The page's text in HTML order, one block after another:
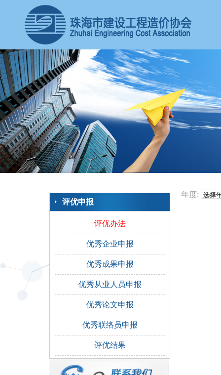
评优申报
评优办法
优秀企业申报
优秀成果申报
优秀从业人员申报
优秀论文申报
优秀联络员申报
评优结果
年度: